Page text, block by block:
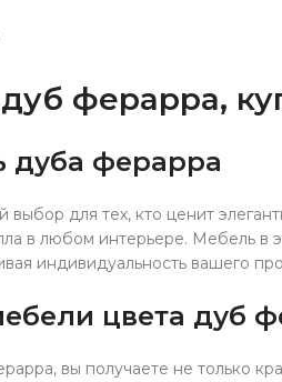
ферарра,
дуба ферарра
для тех, кто ценит
в любом интерьере. Мебель в
индивидуальность вашего
цвета дуб
вы получаете не только